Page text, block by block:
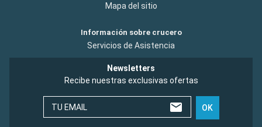
Mapa del sitio
Información sobre crucero
Servicios de Asistencia
Newsletters
Recibe nuestras exclusivas ofertas
TU EMAIL OK